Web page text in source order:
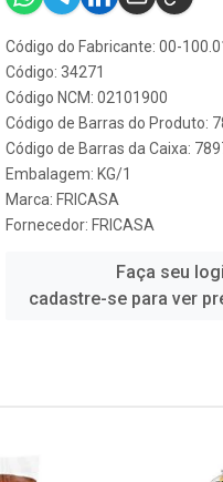
Código do Fabricante: 00-
Código: 34271
Código NCM: 02101900
Código de Barras do Produto:
Código de Barras da Caixa:
Embalagem: KG/1
Marca: FRICASA
Fornecedor: FRICASA
Faça seu
cadastre-se para ver